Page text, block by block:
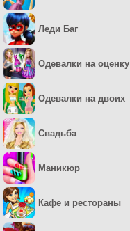
Леди Баг
Одевалки на оценку
Одевалки на двоих
Свадьба
Маникюр
Кафе и рестораны